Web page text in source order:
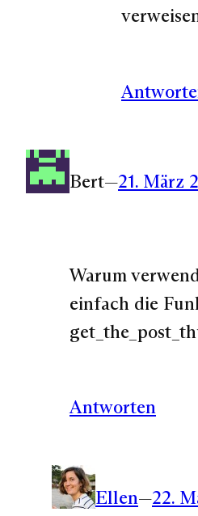
Bert—21. März
Warum
einfach die
Antworten
Ellen—22.